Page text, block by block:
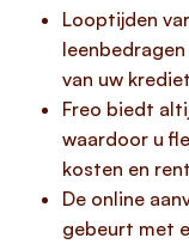
Looptijden
van uw
Freo biedt
waardoor u
kosten en
De online
gebeurt met